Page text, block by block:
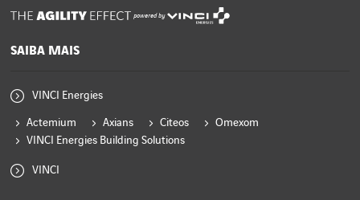
powered by
SAIBA MAIS
VINCI Energies
Actemium Axians Citeos
Omexom
VINCI Energies Building Solutions
VINCI